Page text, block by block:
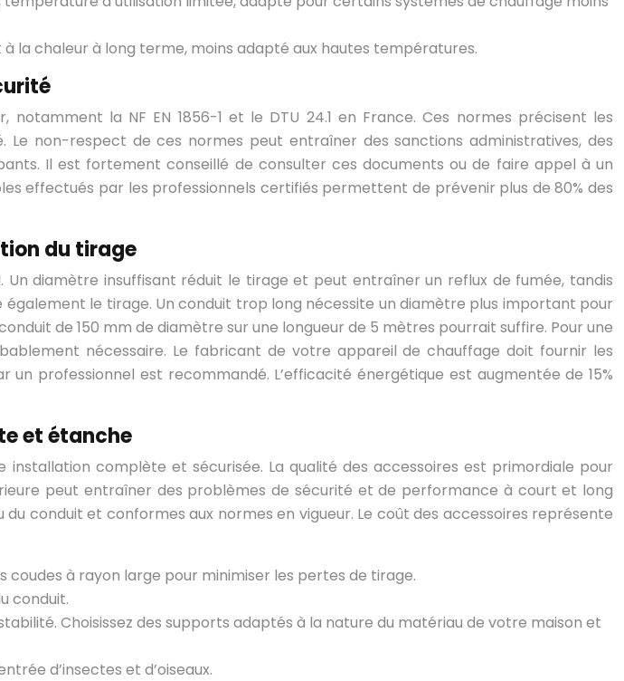
la chaleur à long terme, moins adapté aux hautes températures.
la NF EN 1856-1 et le DTU 24.1 en France. Ces normes précisent les
non-respect de ces normes peut entraîner des sanctions administratives, des
Il est fortement conseillé de consulter ces documents ou de faire appel à un
effectués par les professionnels certifiés permettent de prévenir plus de 80% des
du tirage
diamètre insuffisant réduit le tirage et peut entraîner un reflux de fumée, tandis
le tirage. Un conduit trop long nécessite un diamètre plus important pour
de 150 mm de diamètre sur une longueur de 5 mètres pourrait suffire. Pour une
nécessaire. Le fabricant de votre appareil de chauffage doit fournir les
professionnel est recommandé. L’efficacité énergétique est augmentée de 15%
et étanche
complète et sécurisée. La qualité des accessoires est primordiale pour
peut entraîner des problèmes de sécurité et de performance à court et long
conduit et conformes aux normes en vigueur. Le coût des accessoires représente
à rayon large pour minimiser les pertes de tirage.
conduit.
Choisissez des supports adaptés à la nature du matériau de votre maison et
d’insectes et d’oiseaux.